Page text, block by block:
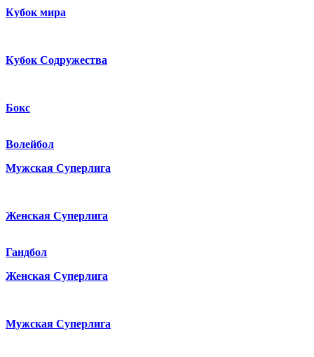
Кубок мира
Кубок Содружества
Бокс
Волейбол
Мужская Суперлига
Женская Суперлига
Гандбол
Женская Суперлига
Мужская Суперлига